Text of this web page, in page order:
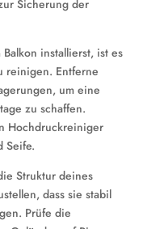
Sicherung der
installierst, ist es
reinigen. Entferne
um eine
zu schaffen.
Hochdruckreiniger
Seife.
Struktur deines
dass sie stabil
Prüfe die